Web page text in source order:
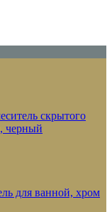
скрытого
черный
для ванной, хром